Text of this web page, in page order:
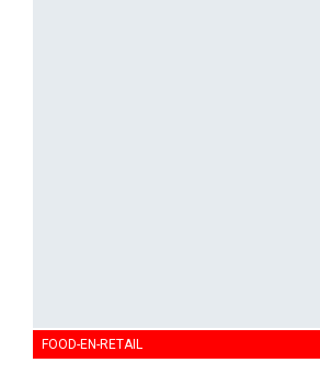
FOOD-EN-RETAIL